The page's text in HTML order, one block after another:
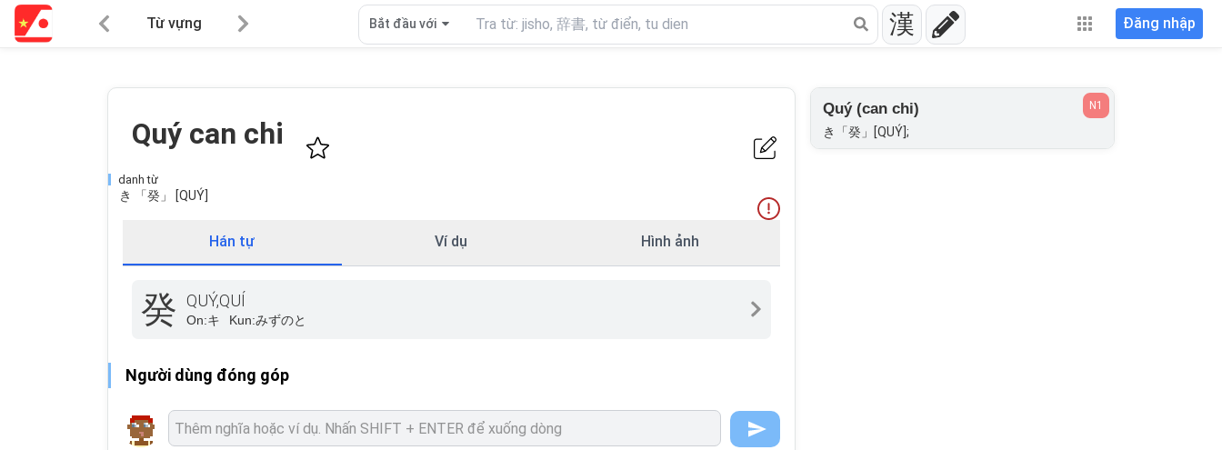
Từ vựng 漢
Bắt đầu với Đăng nhập
Quý can chi
danh từ
き 「癸」 [QUÝ]
Hán tự Ví dụ Hình ảnh
癸 QUÝ,QUÍ
On:キ Kun:みずのと
Người dùng đóng góp
Quý (can chi)
き「癸」[QUÝ];
N1